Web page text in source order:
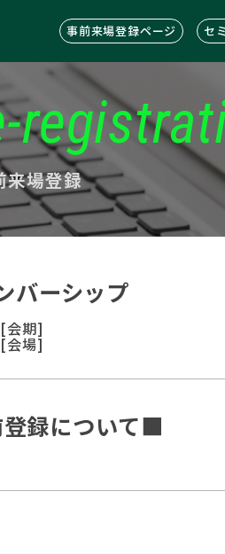
事前来場登録ページ セ
来場登録
バーシップ
[会期]
[会場]
録について■